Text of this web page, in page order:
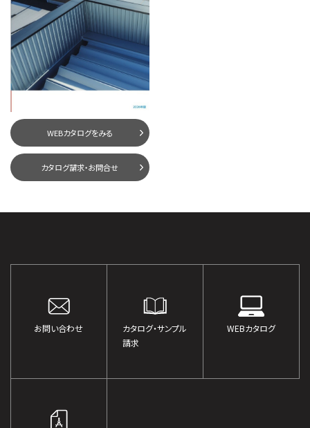
WEBカタログをみる
カタログ請求・お問合せ
お問い合わせ
カタログ・サンプル
請求
WEBカタログ